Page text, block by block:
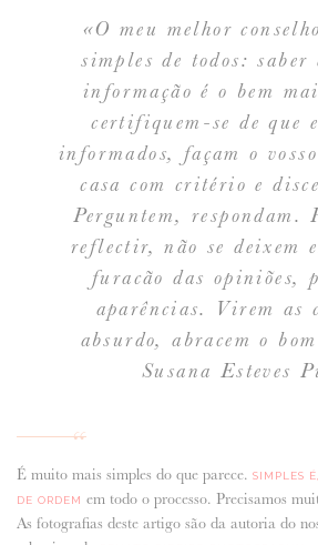
«O meu melhor
simples de todos: saber
informação é o bem
certifiquem-se de que
informados, façam o
casa com critério e
Perguntem, respondam.
reflectir, não se deixem
furacão das opiniões,
aparências. Virem as
absurdo, abracem o
Susana Esteves
É muito mais simples do que parece. SIMPLES
DE ORDEM
em todo o processo. Precisamos
As fotografias deste artigo são da autoria do